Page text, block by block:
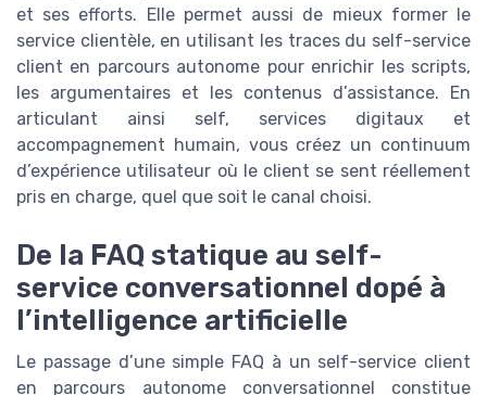
et ses efforts. Elle permet aussi de mieux former le
service clientèle, en utilisant les traces du self-service
client en parcours autonome pour enrichir les scripts,
les argumentaires et les contenus d’assistance. En
articulant ainsi self, services digitaux et
accompagnement humain, vous créez un continuum
d’expérience utilisateur où le client se sent réellement
pris en charge, quel que soit le canal choisi.
De la FAQ statique au self-
service conversationnel dopé à
l’intelligence artificielle
Le passage d’une simple FAQ à un self-service client
en parcours autonome conversationnel constitue